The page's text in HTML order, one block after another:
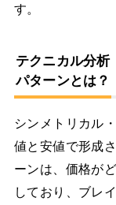
す。
テクニカル分析
パターンとは？
シンメトリカル
値と安値で形成
ーンは、価格が
しており、ブレ